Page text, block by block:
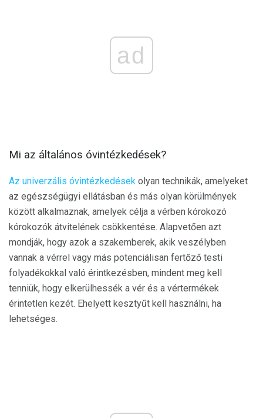
ad
Mi az általános óvintézkedések?
Az univerzális óvintézkedések olyan technikák, amelyeket
az egészségügyi ellátásban és más olyan körülmények
között alkalmaznak, amelyek célja a vérben kórokozó
kórokozók átvitelének csökkentése. Alapvetően azt
mondják, hogy azok a szakemberek, akik veszélyben
vannak a vérrel vagy más potenciálisan fertőző testi
folyadékokkal való érintkezésben, mindent meg kell
tenniük, hogy elkerülhessék a vér és a vértermékek
érintetlen kezét. Ehelyett kesztyűt kell használni, ha
lehetséges.